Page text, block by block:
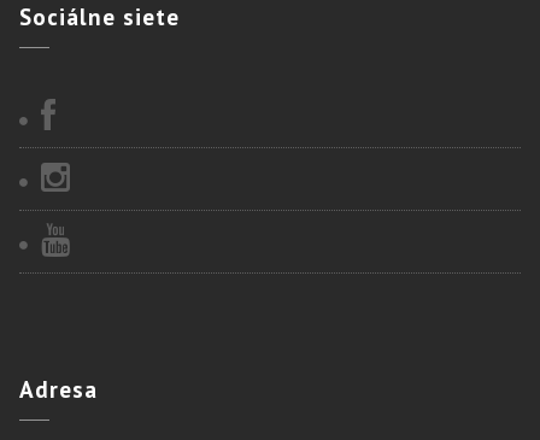
Sociálne siete
Adresa